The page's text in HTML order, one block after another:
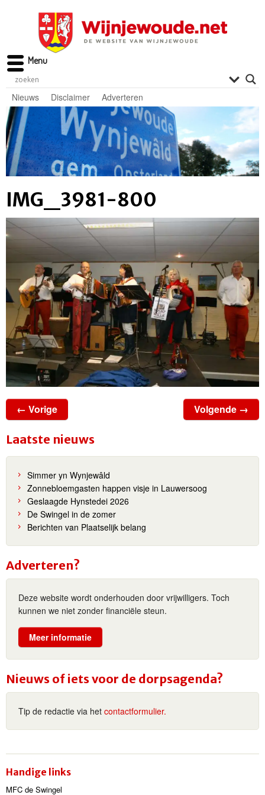
Nieuws Disclaimer Adverteren
IMG_3981-800
← Vorige Volgende →
Laatste nieuws
Simmer yn Wynjewâld
Zonnebloemgasten happen visje in Lauwersoog
Geslaagde Hynstedei 2026
De Swingel in de zomer
Berichten van Plaatselijk belang
Adverteren?
Deze website wordt onderhouden door vrijwilligers. Toch
kunnen we niet zonder financiële steun.
Meer informatie
Nieuws of iets voor de dorpsagenda?
Tip de redactie via het contactformulier.
Handige links
MFC de Swingel
Menu